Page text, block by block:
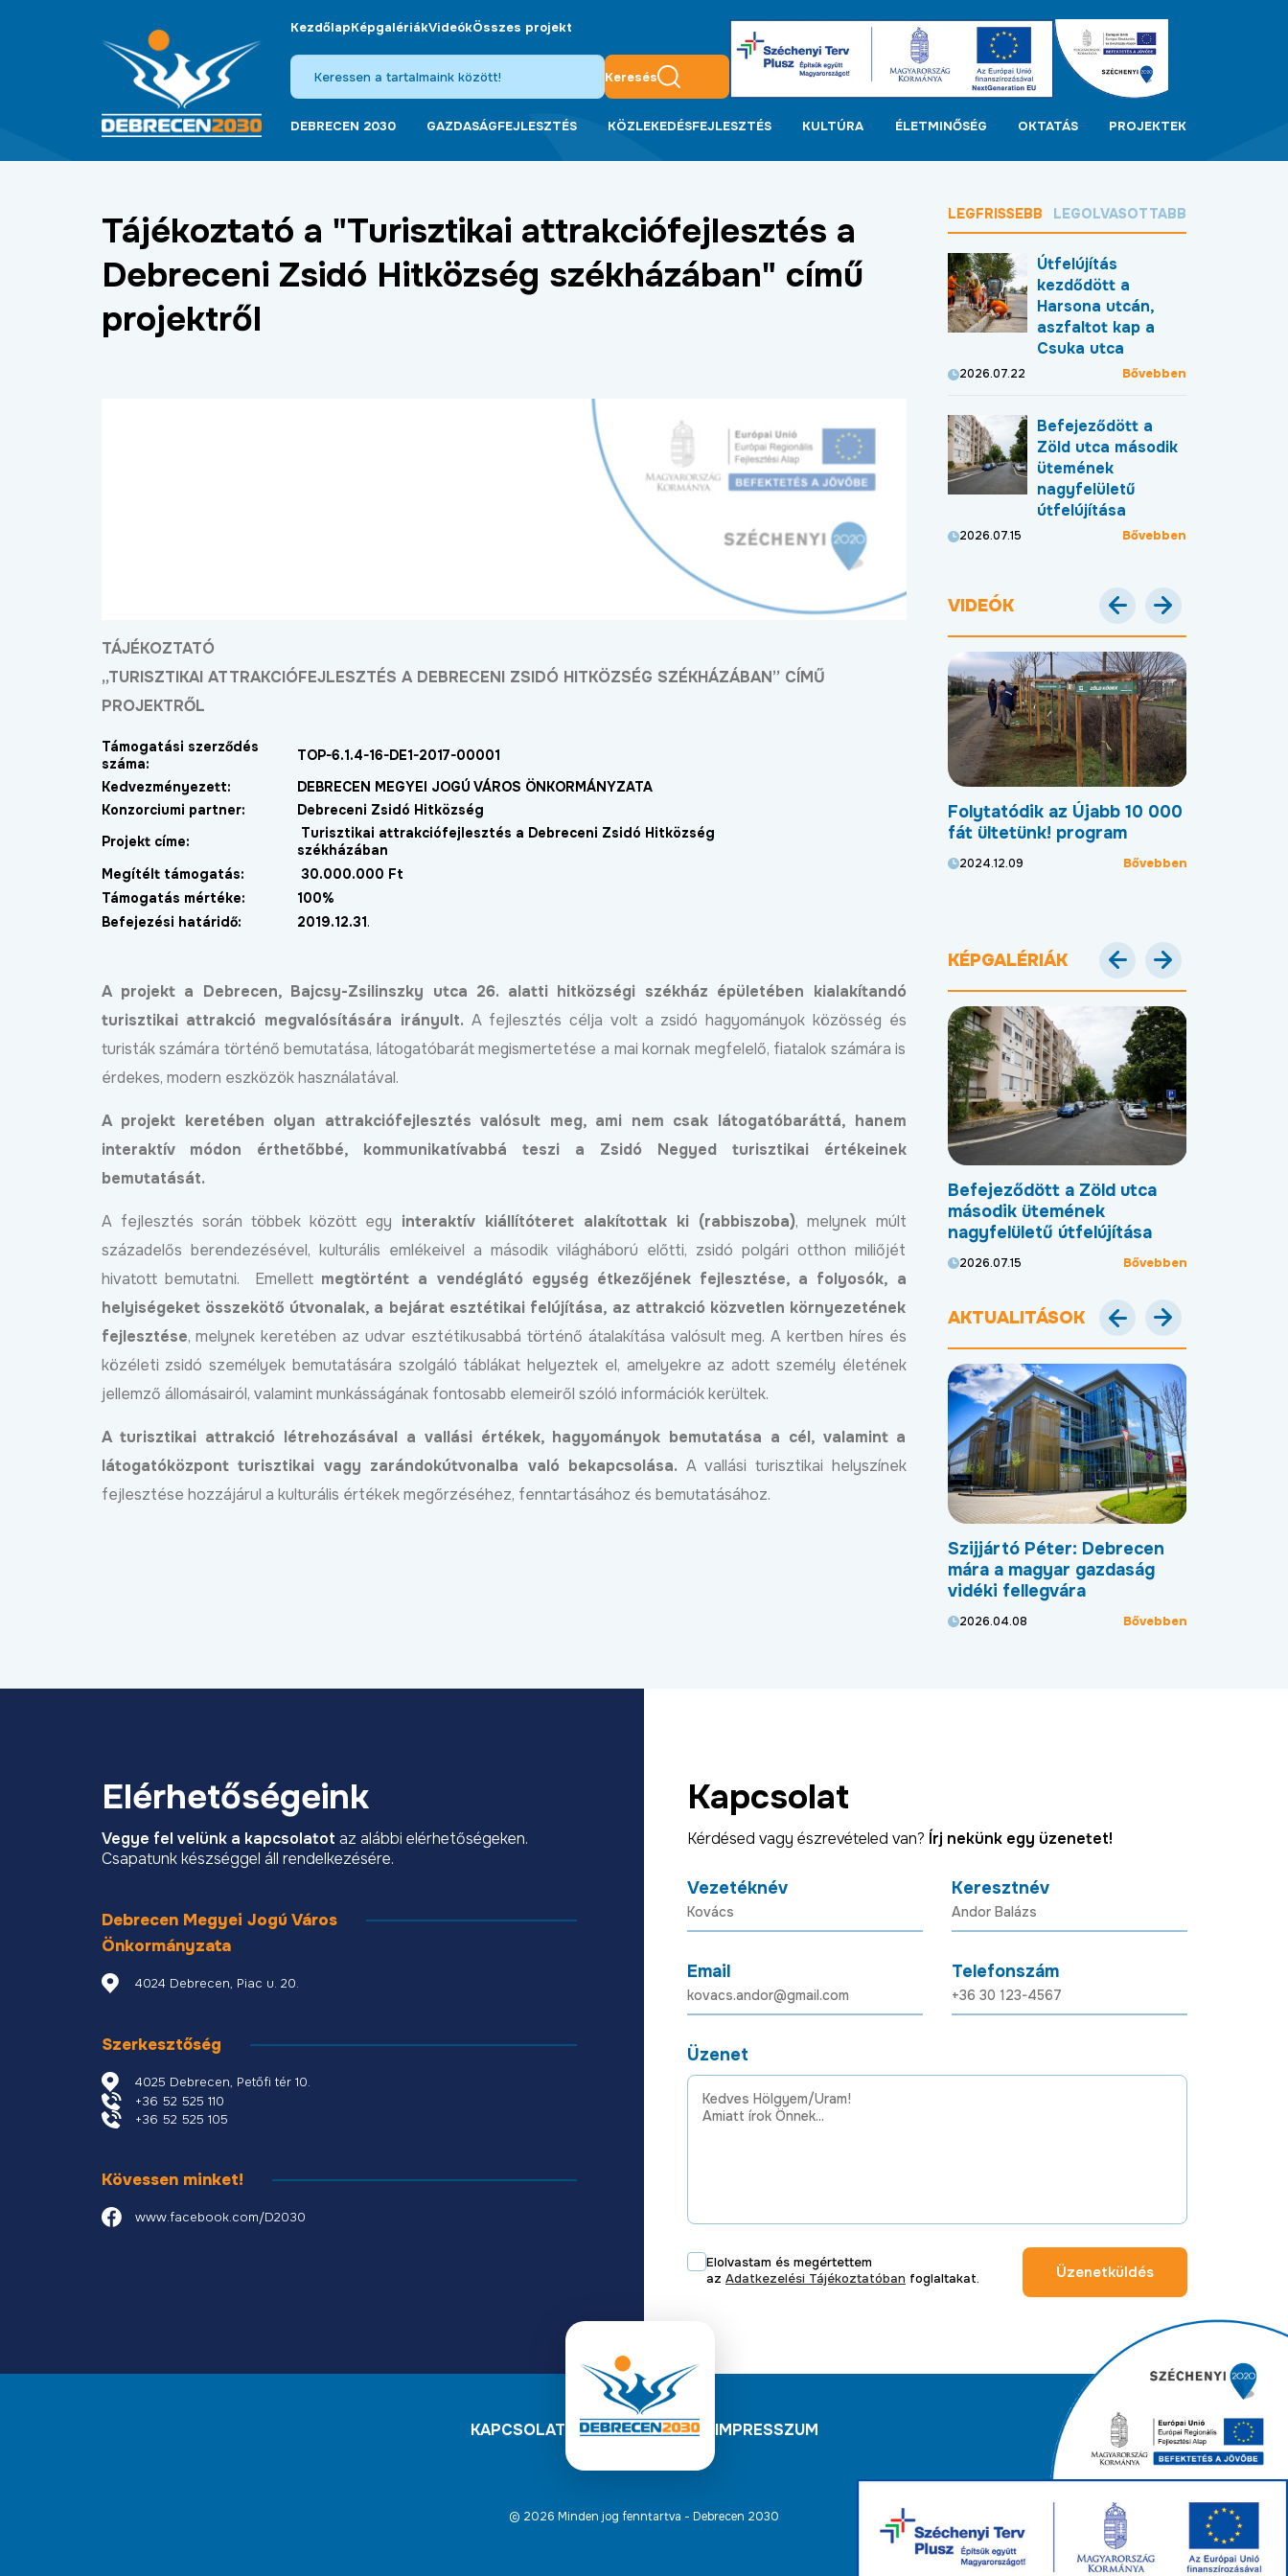
KezdőlapKépgalériákVideókÖsszes projekt
Keresés
DEBRECEN 2030 GAZDASÁGFEJLESZTÉS KÖZLEKEDÉSFEJLESZTÉS KULTÚRA ÉLETMINŐSÉG OKTATÁS PROJEKTEK
Tájékoztató a "Turisztikai attrakciófejlesztés a
Debreceni Zsidó Hitközség székházában" című
projektről
TÁJÉKOZTATÓ
„TURISZTIKAI ATTRAKCIÓFEJLESZTÉS A DEBRECENI ZSIDÓ HITKÖZSÉG SZÉKHÁZÁBAN” CÍMŰ
PROJEKTRŐL
Támogatási szerződés
száma:
TOP-6.1.4-16-DE1-2017-00001
Kedvezményezett:
DEBRECEN MEGYEI JOGÚ VÁROS ÖNKORMÁNYZATA
Konzorciumi partner:
Debreceni Zsidó Hitközség
Projekt címe:
Turisztikai attrakciófejlesztés a Debreceni Zsidó Hitközség
székházában
Megítélt támogatás:
30.000.000 Ft
Támogatás mértéke:
100%
Befejezési határidő:
2019.12.31.
A projekt a Debrecen, Bajcsy-Zsilinszky utca 26. alatti hitközségi székház épületében kialakítandó
turisztikai attrakció megvalósítására irányult. A fejlesztés célja volt a zsidó hagyományok közösség és
turisták számára történő bemutatása, látogatóbarát megismertetése a mai kornak megfelelő, fiatalok számára is
érdekes, modern eszközök használatával.
A projekt keretében olyan attrakciófejlesztés valósult meg, ami nem csak látogatóbaráttá, hanem
interaktív módon érthetőbbé, kommunikatívabbá teszi a Zsidó Negyed turisztikai értékeinek
bemutatását.
A fejlesztés során többek között egy interaktív kiállítóteret alakítottak ki (rabbiszoba), melynek múlt
századelős berendezésével, kulturális emlékeivel a második világháború előtti, zsidó polgári otthon miliőjét
hivatott bemutatni. Emellett megtörtént a vendéglátó egység étkezőjének fejlesztése, a folyosók, a
helyiségeket összekötő útvonalak, a bejárat esztétikai felújítása, az attrakció közvetlen környezetének
fejlesztése, melynek keretében az udvar esztétikusabbá történő átalakítása valósult meg. A kertben híres és
közéleti zsidó személyek bemutatására szolgáló táblákat helyeztek el, amelyekre az adott személy életének
jellemző állomásairól, valamint munkásságának fontosabb elemeiről szóló információk kerültek.
A turisztikai attrakció létrehozásával a vallási értékek, hagyományok bemutatása a cél, valamint a
látogatóközpont turisztikai vagy zarándokútvonalba való bekapcsolása. A vallási turisztikai helyszínek
fejlesztése hozzájárul a kulturális értékek megőrzéséhez, fenntartásához és bemutatásához.
LEGFRISSEBB LEGOLVASOTTABB
Útfelújítás
kezdődött a
Harsona utcán,
aszfaltot kap a
Csuka utca
2026.07.22 Bővebben
Befejeződött a
Zöld utca második
ütemének
nagyfelületű
útfelújítása
2026.07.15 Bővebben
VIDEÓK
már új, aszfaltozott
lehet közlekedni a
és a Délibáb
Bővebben
Új bekötőutat kapott
Nagymacs
Megújult a Barna utca
2024.11.07 Bővebbendéli városrészében
Bővebben
Folytatódik az Újabb 10 000
fát ültetünk! program
2024.12.09 Bővebben
KÉPGALÉRIÁK
a Halastó utca új
Bővebben
Négysávosítás, északi
elkerülő, DKV-menetrend,
az utak állapota és ötletláda:
Józsán
2026.06.11 Bővebben
Egyik út váltja a másikat:
programja
2026.06.01 Bővebben
Harsona utcán, aszfaltot
kap a Csuka utca
2026.07.22 Bővebben
Befejeződött a Zöld utca
második ütemének
nagyfelületű útfelújítása
2026.07.15 Bővebben
AKTUALITÁSOK
Szijjártó Péter: Debrecen
mára a magyar gazdaság
vidéki fellegvára
2026.04.08 Bővebben
Elérhetőségeink
Vegye fel velünk a kapcsolatot az alábbi elérhetőségeken.
Csapatunk készséggel áll rendelkezésére.
Debrecen Megyei Jogú Város
Önkormányzata
4024 Debrecen, Piac u. 20.
Szerkesztőség
4025 Debrecen, Petőfi tér 10.
+36 52 525 110
+36 52 525 105
Kövessen minket!
www.facebook.com/D2030
Kapcsolat
Kérdésed vagy észrevételed van? Írj nekünk egy üzenetet!
Vezetéknév Keresztnév
Email Telefonszám
Üzenet
Elolvastam és megértettem
az Adatkezelési Tájékoztatóban foglaltakat. Üzenetküldés
KAPCSOLAT IMPRESSZUM
© 2026 Minden jog fenntartva - Debrecen 2030